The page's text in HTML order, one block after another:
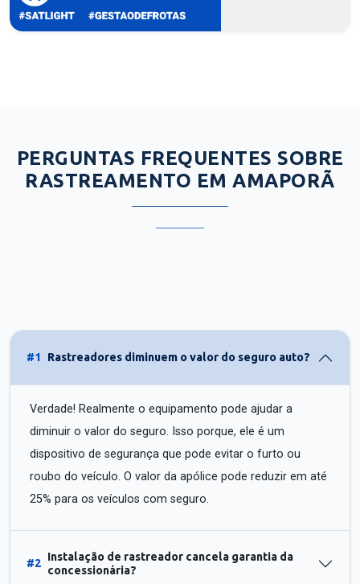
PERGUNTAS FREQUENTES SOBRE
RASTREAMENTO EM AMAPORÃ
#1 Rastreadores diminuem o valor do seguro auto?
Verdade! Realmente o equipamento pode ajudar a
diminuir o valor do seguro. Isso porque, ele é um
dispositivo de segurança que pode evitar o furto ou
roubo do veículo. O valor da apólice pode reduzir em até
25% para os veículos com seguro.
#2
Instalação de rastreador cancela garantia da
concessionária?